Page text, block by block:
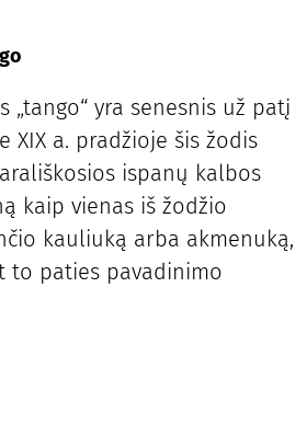
„tango“ yra senesnis už patį
XIX a. pradžioje šis žodis
ispanų kalbos
kaip vienas iš žodžio
kauliuką arba akmenuką,
to paties pavadinimo